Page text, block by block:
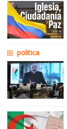
politica